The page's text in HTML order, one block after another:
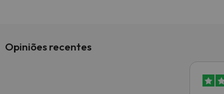
Opiniões recentes